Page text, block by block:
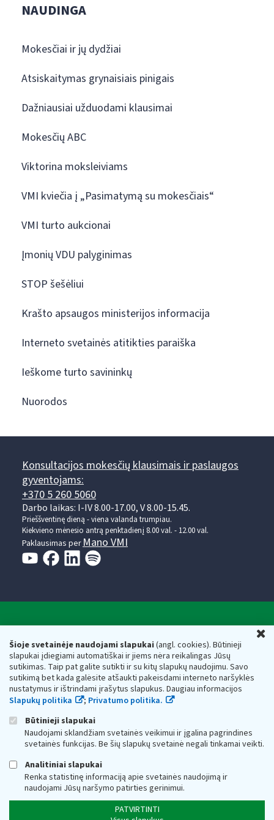
Šioje svetainėje naudojami slapukai(angl. cookies). Būtinieji
slapukai įdiegiami automatiškai ir jiems nėra reikalingas Jūsų
sutikimas. Taip pat galite sutikti ir su kitų slapukų naudojimu. Savo
sutikimą bet kada galėsite atšaukti pakeisdami interneto naršyklės
nustatymus ir ištrindami įrašytus slapukus. Daugiau informacijos
Slapukų politika
; Privatumo politika.
Būtinieji slapukai
Naudojami sklandžiam svetainės veikimui ir įgalina pagrindines
svetainės funkcijas. Be šių slapukų svetainė negali tinkamai veikti.
Analitiniai slapukai
Renka statistinę informaciją apie svetainės naudojimą ir
naudojami Jūsų naršymo patirties gerinimui.
PATVIRTINTI
NAUDINGA
Mokesčiai ir jų dydžiai
Atsiskaitymas grynaisiais pinigais
Dažniausiai užduodami klausimai
Mokesčių ABC
Viktorina moksleiviams
VMI kviečia į „Pasimatymą su mokesčiais“
VMI turto aukcionai
Įmonių VDU palyginimas
STOP šešėliui
Krašto apsaugos ministerijos informacija
Interneto svetainės atitikties paraiška
Ieškome turto savininkų
Nuorodos
Konsultacijos mokesčių klausimais ir paslaugos
gyventojams:
+370 5 260 5060
Darbo laikas: I-IV 8.00-17.00, V 8.00-15.45.
Prieššventinę dieną - viena valanda trumpiau.
Kiekvieno mėnesio antrą penktadienį 8.00 val. - 12.00 val.
Paklausimas perMano VMI
Valstybinė mokesčių inspekcija prie Lietuvos
Respublikos finansų ministerijos
Biudžetinė įstaiga. Juridinio asmens kodas — 188659752,
adresas: Vasario 16-osios g. 14, 01107 Vilnius, Lietuva, el.paštas:
vmi@vmi.lt , E. pristatymo dėžutės adresas 188659752
Duomenys apie Valstybinę mokesčių inspekciją prie Lietuvos
Respublikos finansų ministerijos kaupiami ir saugomi Juridinių